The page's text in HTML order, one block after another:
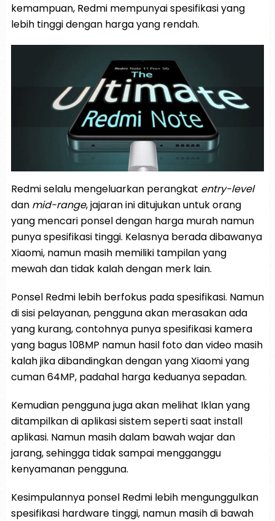
kemampuan, Redmi mempunyai spesifikasi yang
lebih tinggi dengan harga yang rendah.
Redmi selalu mengeluarkan perangkat entry-level
dan mid-range, jajaran ini ditujukan untuk orang
yang mencari ponsel dengan harga murah namun
punya spesifikasi tinggi. Kelasnya berada dibawanya
Xiaomi, namun masih memiliki tampilan yang
mewah dan tidak kalah dengan merk lain.
Ponsel Redmi lebih berfokus pada spesifikasi. Namun
di sisi pelayanan, pengguna akan merasakan ada
yang kurang, contohnya punya spesifikasi kamera
yang bagus 108MP namun hasil foto dan video masih
kalah jika dibandingkan dengan yang Xiaomi yang
cuman 64MP, padahal harga keduanya sepadan.
Kemudian pengguna juga akan melihat Iklan yang
ditampilkan di aplikasi sistem seperti saat install
aplikasi. Namun masih dalam bawah wajar dan
jarang, sehingga tidak sampai mengganggu
kenyamanan pengguna.
Kesimpulannya ponsel Redmi lebih mengunggulkan
spesifikasi hardware tinggi, namun masih di bawah